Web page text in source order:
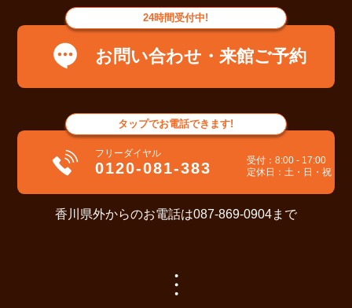
24時間受付中!
お問い合わせ・来館ご予約
タップでお電話できます!
フリーダイヤル
0120-081-383
受付：8:00 - 17:00
定休日：土・日・祝
香川県外からのお電話は087-869-0904まで